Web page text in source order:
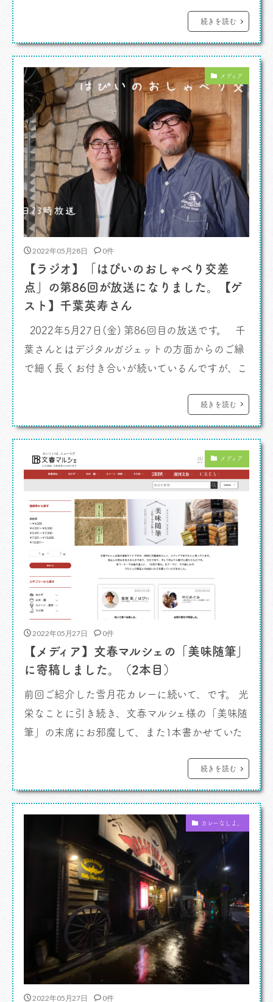
ギーランチ。よくあるレビューサイトなどで「メ
ニューを選ばせてもらえなかった」「断りきれな
い。ちゃんと伝えればメニューが出るよ）でお
[…]
続きを読む
メディア
2022年05月28日 0件
【ラジオ】「はぴいのおしゃべり交差
点」の第86回が放送になりました。【ゲ
スト】千葉英寿さん
2022年5月27日(金) 第86回目の放送です。 千
葉さんとはデジタルガジェットの方面からのご縁
で細く長くお付き合いが続いているんですが、こ
この番組の収録拠点である神田界隈で千葉さん
に色々と繋げてもらえるという機会です。テーマ
るのかわからねーと思うがおれも何をされたの
かわからなかっ […]
続きを読む
メディア
2022年05月27日 0件
【メディア】文春マルシェの「美味随筆」
に寄稿しました。（2本目）
前回ご紹介した雪月花カレーに続いて、です。 光
栄なことに引き続き、文春マルシェ様の「美味随
筆」の末席にお邪魔して、また1本書かせていた
牽引する一般社団法人日本ガストロノミー協会会
長、柏原光太郎さんが文藝春秋の新規事業として
ト。これがもう驚異的に製品セレクトが良い、良
い、というよりも鬼気 […]
続きを読む
カレーなしよ。
2022年05月27日 0件